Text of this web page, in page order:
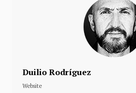
Duilio Rodríguez
Website